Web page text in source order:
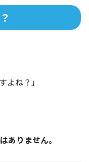
よね？」
ありません。